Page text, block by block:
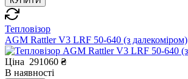
Тепловізор
AGM Rattler V3 LRF 50-640 (з далекоміром)
Ціна 291060 ₴
В наявності